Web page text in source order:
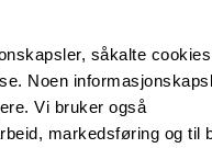
såkalte
Noen
Vi bruker også
markedsføring og til
eldre. Nestleiar i
jobbar
faglege tilbod.
i sepsis, ved